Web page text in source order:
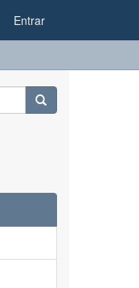
Entrar